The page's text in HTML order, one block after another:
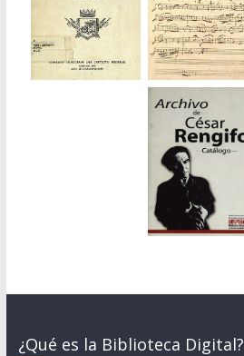
¿Qué es la Biblioteca Digital?